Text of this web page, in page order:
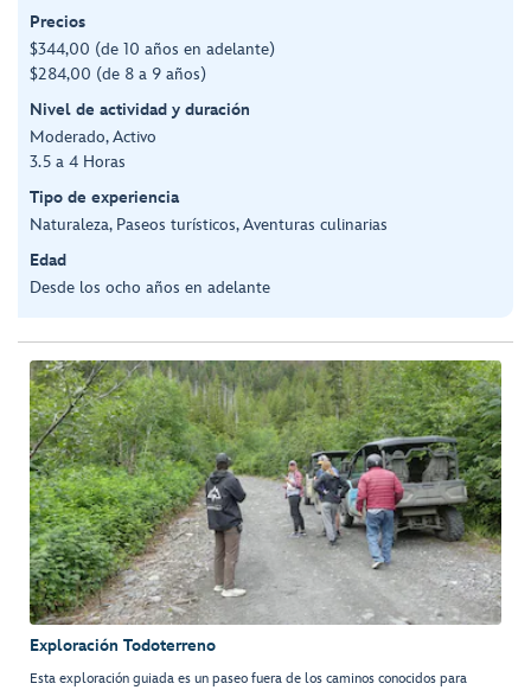
Precios
$344,00 (de 10 años en adelante)
$284,00 (de 8 a 9 años)
Nivel de actividad y duración
Moderado, Activo
3.5 a 4 Horas
Tipo de experiencia
Naturaleza, Paseos turísticos, Aventuras culinarias
Edad
Desde los ocho años en adelante
Exploración Todoterreno
Esta exploración guiada es un paseo fuera de los caminos conocidos para